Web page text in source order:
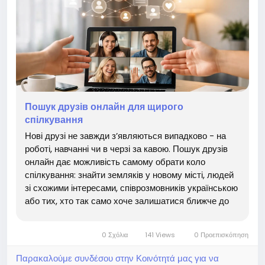
Пошук друзів онлайн для щирого
спілкування
Нові друзі не завжди з’являються випадково - на
роботі, навчанні чи в черзі за кавою. Пошук друзів
онлайн дає можливість самому обрати коло
спілкування: знайти земляків у новому місті, людей
зі схожими інтересами, співрозмовників українською
або тих, хто так само хоче залишатися ближче до
0 Σχόλια 141 Views 0 Προεπισκόπηση
Παρακαλούμε συνδέσου στην Κοινότητά μας για να